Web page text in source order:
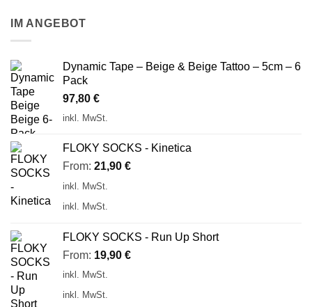
IM ANGEBOT
Dynamic Tape – Beige & Beige Tattoo – 5cm – 6
Pack
97,80 €
inkl. MwSt.
FLOKY SOCKS - Kinetica
From: 21,90 €
inkl. MwSt.
inkl. MwSt.
FLOKY SOCKS - Run Up Short
From: 19,90 €
inkl. MwSt.
inkl. MwSt.